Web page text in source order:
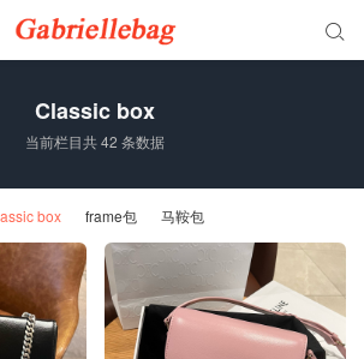

Classic box
当前栏目共 42 条数据
box frame包 马鞍包